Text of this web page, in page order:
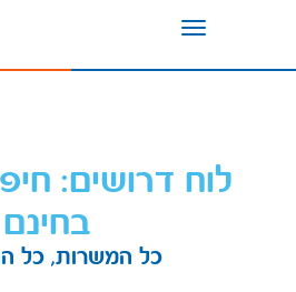
Toggle
לוח דרושים:
בחינם
כל המשרות, כל